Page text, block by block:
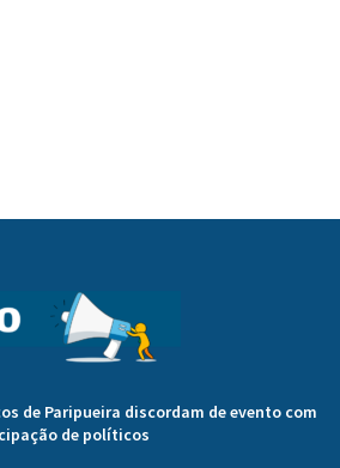
de Paripueira discordam de evento com
de políticos